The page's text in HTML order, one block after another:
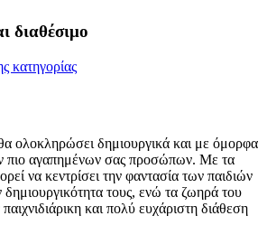
διαθέσιμο
κατηγορίας
ολοκληρώσει δημιουργικά και με όμορφα
πιο αγαπημένων σας προσώπων. Με τα
να κεντρίσει την φαντασία των παιδιών
τους, ενώ τα ζωηρά του
και πολύ ευχάριστη διάθεση